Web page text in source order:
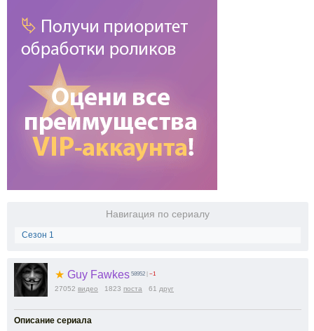
Навигация по сериалу
Сезон 1
★ Guy Fawkes 58952 −1
27052 видео 1823 поста 61 друг
Описание сериала